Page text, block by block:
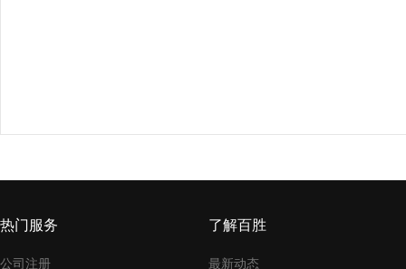
热门服务
公司注册
了解百胜
最新动态